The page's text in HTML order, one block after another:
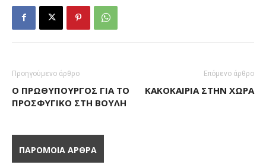
Προηγούμενο άρθρο
Ο ΠΡΩΘΥΠΟΥΡΓΌΣ ΓΙΑ ΤΟ
ΠΡΟΣΦΥΓΙΚΌ ΣΤΗ ΒΟΥΛΉ
Επόμενο άρθρο
ΚΑΚΟΚΑΙΡΊΑ ΣΤΗΝ ΧΏΡΑ
ΠΑΡΟΜΟΙΑ ΑΡΘΡΑ